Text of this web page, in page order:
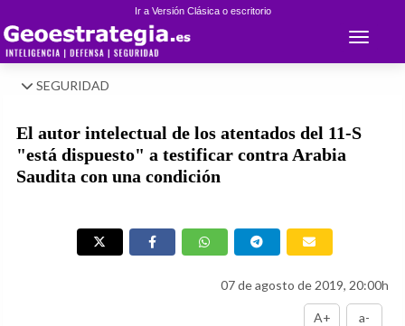
Ir a Versión Clásica o escritorio
Toggle
SEGURIDAD
El autor intelectual de los atentados del 11-S
"está dispuesto" a testificar contra Arabia
Saudita con una condición
07 de agosto de 2019, 20:00h
A+ a-